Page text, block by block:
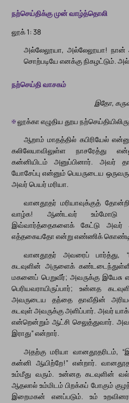
நற்செய்திக்கு முன் வாழ்த்தொலி
லூக் 1: 38
அல்லேலூயா, அல்லேலூயா!
சொற்படியே எனக்கு நிகழட்டும்.
நற்செய்தி வாசகம்
இதோ,
✠ லூக்கா எழுதிய தூய
ஆறாம் மாதத்தில் கபிரியேல்
கலிலேயாவிலுள்ள நாசரேத்து
கன்னியிடம் அனுப்பினார். அவர்
யோசேப்பு என்னும் பெயருடைய
அவர் பெயர் மரியா.
வானதூதர் மரியாவுக்குத்
வாழ்க! ஆண்டவர் உம்மோடு
இவ்வார்த்தைகளைக் கேட்டு அவர்
எத்தகையதோ என்று எண்ணிக்
வானதூதர் அவரைப் பார்த்து,
கடவுளின் அருளைக்
மகனைப் பெறுவீர்; அவருக்கு இயேசு
பெரியவராயிருப்பார்; உன்னத
அவருடைய தந்தை தாவீதின்
கடவுள் அவருக்கு அளிப்பார். அவர்
என்றென்றும் ஆட்சி செலுத்துவார்.
இராது” என்றார்.
அதற்கு மரியா வானதூதரிடம்,
கன்னி ஆயிற்றே!” என்றார்.
உம்மீது வரும். உன்னத கடவுளின்
ஆதலால் உம்மிடம் பிறக்கப் போகும்
இறைமகன் எனப்படும். உம்